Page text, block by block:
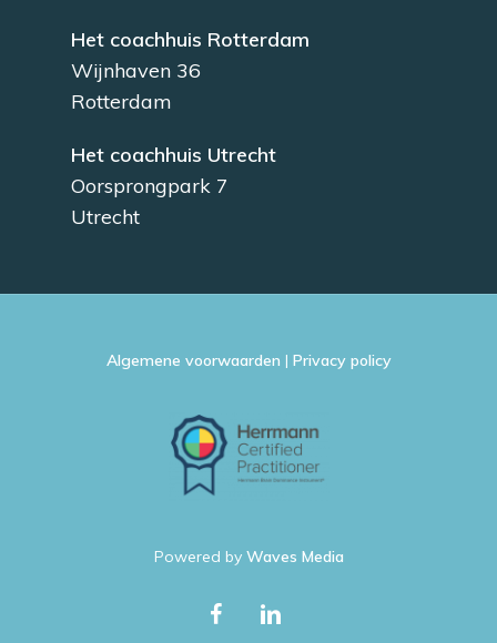
Het coachhuis Rotterdam
Wijnhaven 36
Rotterdam
Het coachhuis Utrecht
Oorsprongpark 7
Utrecht
Algemene voorwaarden | Privacy policy
Powered by Waves Media
facebooklinkedin